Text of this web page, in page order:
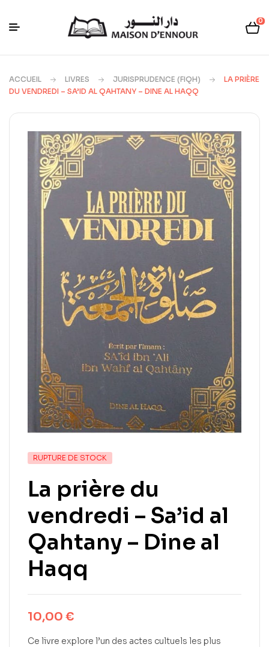
0
ACCUEIL LIVRES JURISPRUDENCE (FIQH)
LA PRIÈRE
DU VENDREDI – SA’ID AL QAHTANY – DINE AL HAQQ
RUPTURE DE STOCK
La prière du
vendredi – Sa’id al
Qahtany – Dine al
Haqq
10,00 €
Ce livre explore l’un des actes cultuels les plus